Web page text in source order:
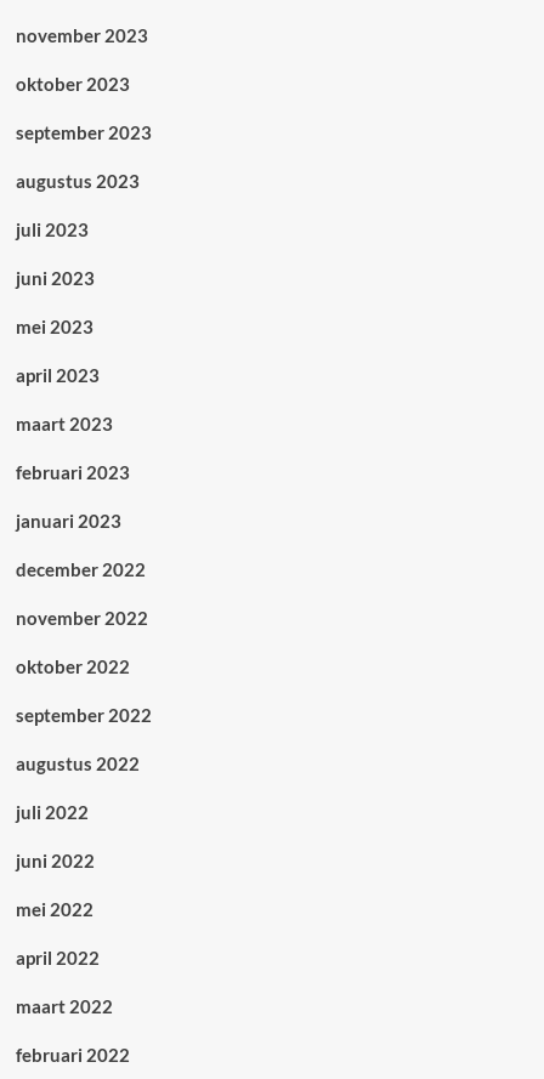
november 2023
oktober 2023
september 2023
augustus 2023
juli 2023
juni 2023
mei 2023
april 2023
maart 2023
februari 2023
januari 2023
december 2022
november 2022
oktober 2022
september 2022
augustus 2022
juli 2022
juni 2022
mei 2022
april 2022
maart 2022
februari 2022